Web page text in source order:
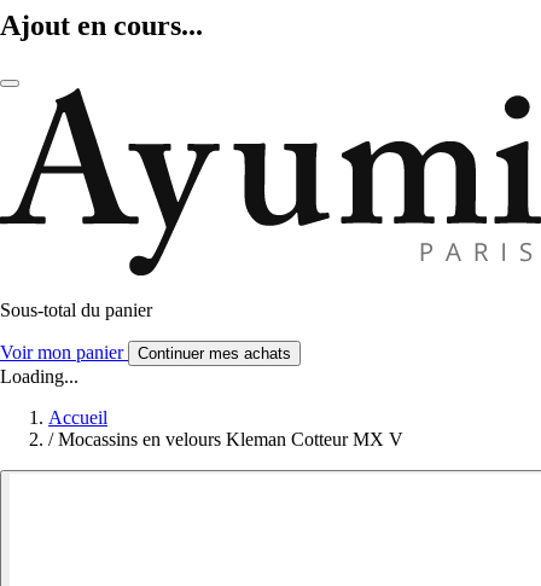
Ajout en cours...
Sous-total du panier
Voir mon panier Continuer mes achats
Loading...
Accueil
/ Mocassins en velours Kleman Cotteur MX V